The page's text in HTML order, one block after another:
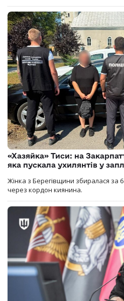
«Хазяйка» Тиси: на
яка пускала ухилянтів у
Жінка з Берегівщини збиралася за
через кордон киянина.